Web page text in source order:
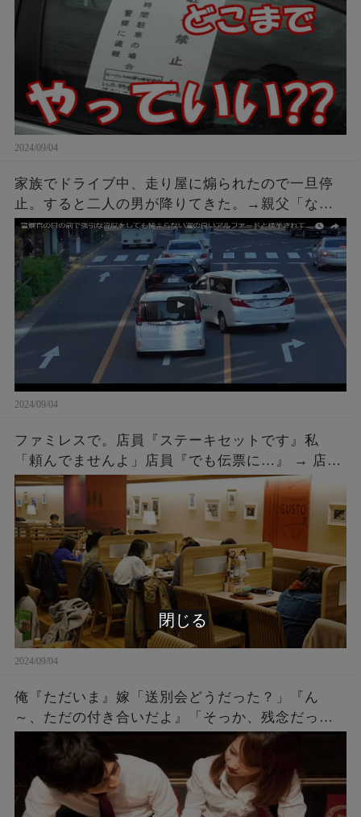
2024/09/04
家族でドライブ中、走り屋に煽られたので一旦停
止。すると二人の男が降りてきた。→親父「なん
や、なんかあったんかい？」こちらも車を降りて
話しかけに行った結果ｗｗｗ
2024/09/04
ファミレスで。店員『ステーキセットです』私
「頼んでませんよ」店員『でも伝票に…』 → 店員
『５２００円です』私「は？」店員『伝票に～』
→ 結果…
2024/09/04
俺『ただいま』嫁「送別会どうだった？」『ん
～、ただの付き合いだよ』「そっか、残念だった
ね。何度もチャンスをあげたのに^^」『え？』 →
実は・・・
閉じる